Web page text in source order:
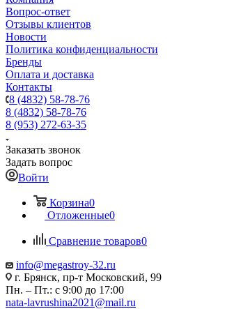
Вопрос-ответ
Отзывы клиентов
Новости
Политика конфиденциальности
Бренды
Оплата и доставка
Контакты
8 (4832) 58-78-76
8 (4832) 58-78-76
8 (953) 272-63-35
Заказать звонок
Задать вопрос
Войти
Корзина0
Отложенные0
Сравнение товаров0
info@megastroy-32.ru
г. Брянск, пр-т Московский, 99
Пн. – Пт.: с 9:00 до 17:00
nata-lavrushina2021@mail.ru